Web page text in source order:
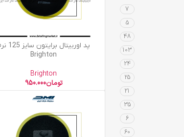
7
5
48
103
24
25
21
35
6
60
افزودن به سبد خرید
پد اوربیتال
Brighton
Brighton
تومان950.000